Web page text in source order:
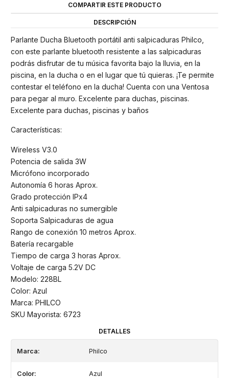
COMPARTIR ESTE PRODUCTO
DESCRIPCIÓN
Parlante Ducha Bluetooth portátil anti salpicaduras Philco,
con este parlante bluetooth resistente a las salpicaduras
podrás disfrutar de tu música favorita bajo la lluvia, en la
piscina, en la ducha o en el lugar que tú quieras. ¡Te permite
contestar el teléfono en la ducha! Cuenta con una Ventosa
para pegar al muro. Excelente para duchas, piscinas.
Excelente para duchas, piscinas y baños
Características:
Wireless V3.0
Potencia de salida 3W
Micrófono incorporado
Autonomía 6 horas Aprox.
Grado protección IPx4
Anti salpicaduras no sumergible
Soporta Salpicaduras de agua
Rango de conexión 10 metros Aprox.
Batería recargable
Tiempo de carga 3 horas Aprox.
Voltaje de carga 5.2V DC
Modelo: 228BL
Color: Azul
Marca: PHILCO
SKU Mayorista: 6723
DETALLES
Marca: Philco
Color: Azul